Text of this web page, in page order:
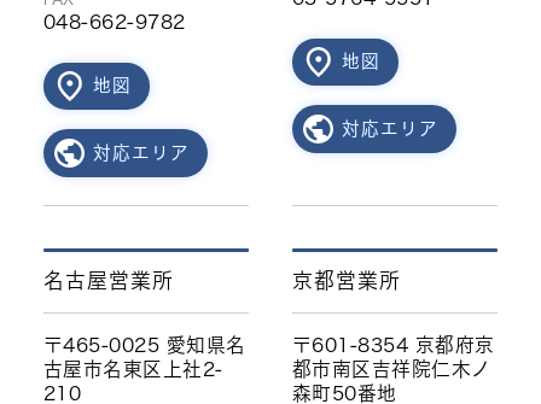
048-662-9782
地図
対応エリア
地図
対応エリア
名古屋営業所
〒465-0025 愛知県名
古屋市名東区上社2-
210
京都営業所
〒601-8354 京都府京
都市南区吉祥院仁木ノ
森町50番地